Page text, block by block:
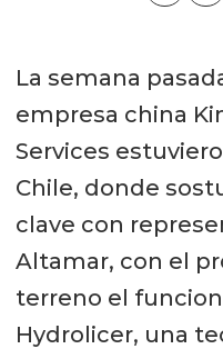
La semana
empresa china
Services
Chile, donde
clave con
Altamar, con el
terreno el
Hydrolicer, una